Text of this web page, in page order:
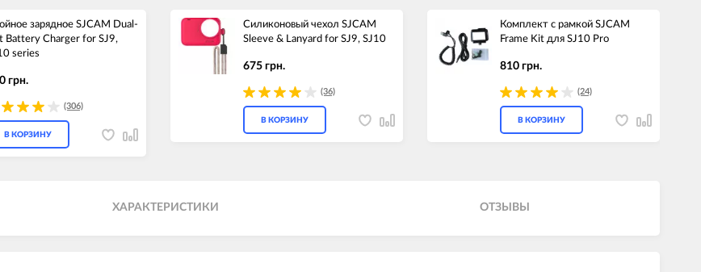
зарядное SJCAM Dual-
Battery Charger for SJ9,
series
грн.
(306)
В КОРЗИНУ
Силиконовый чехол SJCAM
Sleeve & Lanyard for SJ9, SJ10
675 грн.
(36)
В КОРЗИНУ
Комплект с рамкой SJCAM
Frame Kit для SJ10 Pro
810 грн.
(24)
В КОРЗИНУ
ХАРАКТЕРИСТИКИ ОТЗЫВЫ